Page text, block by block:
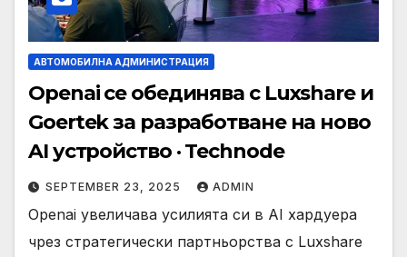
АВТОМОБИЛНА АДМИНИСТРАЦИЯ
Openai се обединява с Luxshare и
Goertek за разработване на ново
AI устройство · Technode
SEPTEMBER 23, 2025 ADMIN
Openai увеличава усилията си в AI хардуера
чрез стратегически партньорства с Luxshare